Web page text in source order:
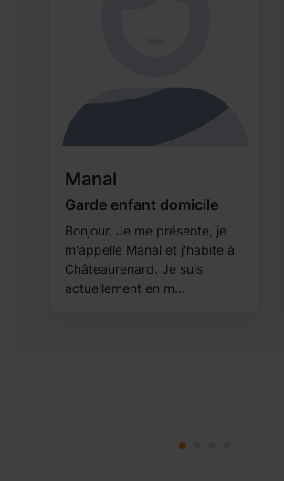
Manal
Garde enfant domicile
Bonjour, Je me présente, je
m'appelle Manal et j'habite à
Châteaurenard. Je suis
actuellement en m...